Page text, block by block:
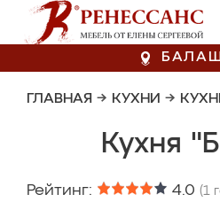
ГЛАВНАЯ → КУХНИ →
Кухня
Рейтинг: 4.0 (1